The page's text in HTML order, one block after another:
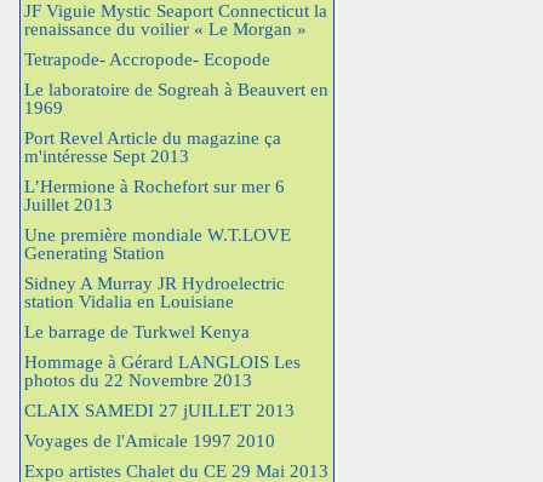
JF Viguie Mystic Seaport Connecticut la
renaissance du voilier « Le Morgan »
Tetrapode- Accropode- Ecopode
Le laboratoire de Sogreah à Beauvert en
1969
Port Revel Article du magazine ça
m'intéresse Sept 2013
L’Hermione à Rochefort sur mer 6
Juillet 2013
Une première mondiale W.T.LOVE
Generating Station
Sidney A Murray JR Hydroelectric
station Vidalia en Louisiane
Le barrage de Turkwel Kenya
Hommage à Gérard LANGLOIS Les
photos du 22 Novembre 2013
CLAIX SAMEDI 27 jUILLET 2013
Voyages de l'Amicale 1997 2010
Expo artistes Chalet du CE 29 Mai 2013